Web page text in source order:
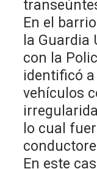
En el
la Guardia
con la
identificó
vehículos
lo cual
En este